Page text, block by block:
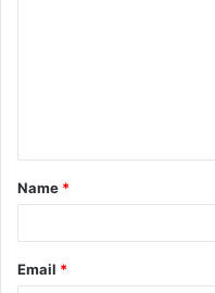
t
*
Name *
Email *